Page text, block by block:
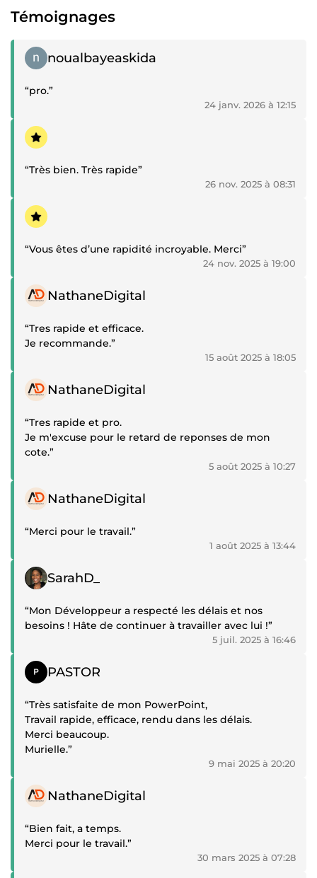
Témoignages
Témoignage positif
noualbayeaskida
“pro.”
24 janv. 2026 à 12:15
Témoignage positif
“Très bien. Très rapide”
26 nov. 2025 à 08:31
Témoignage positif
“Vous êtes d’une rapidité incroyable. Merci”
24 nov. 2025 à 19:00
Témoignage positif
NathaneDigital
“Tres rapide et efficace.
Je recommande.”
15 août 2025 à 18:05
Témoignage positif
NathaneDigital
“Tres rapide et pro.
Je m'excuse pour le retard de reponses de mon
cote.”
5 août 2025 à 10:27
Témoignage positif
NathaneDigital
“Merci pour le travail.”
1 août 2025 à 13:44
Témoignage positif
SarahD_
“Mon Développeur a respecté les délais et nos
besoins ! Hâte de continuer à travailler avec lui !”
5 juil. 2025 à 16:46
Témoignage positif
PASTOR
“Très satisfaite de mon PowerPoint,
Travail rapide, efficace, rendu dans les délais.
Merci beaucoup.
Murielle.”
9 mai 2025 à 20:20
Témoignage positif
NathaneDigital
“Bien fait, a temps.
Merci pour le travail.”
30 mars 2025 à 07:28